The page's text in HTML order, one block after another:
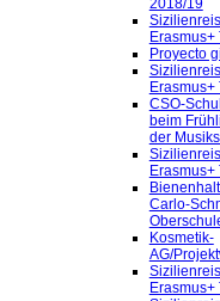
2018/19
Erasmus+
Proyecto
Erasmus+
CSO-
beim
der
Erasmus+
Carlo-
Kosmetik-
AG/
Erasmus+